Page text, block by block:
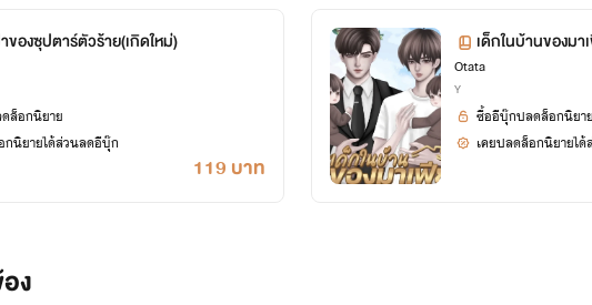
ของซุปตาร์ตัวร้าย(เกิดใหม่)
119 บาท
ล็อกนิยาย
กนิยายได้ส่วนลดอีบุ๊ก
เด็กในบ้านของมา
Otata
Y
ซื้ออีบุ๊กปลดล็อกนิยาย
เคยปลดล็อกนิยายไ
ง